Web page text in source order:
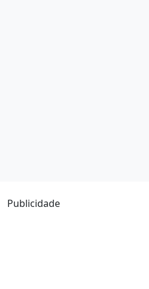
Publicidade